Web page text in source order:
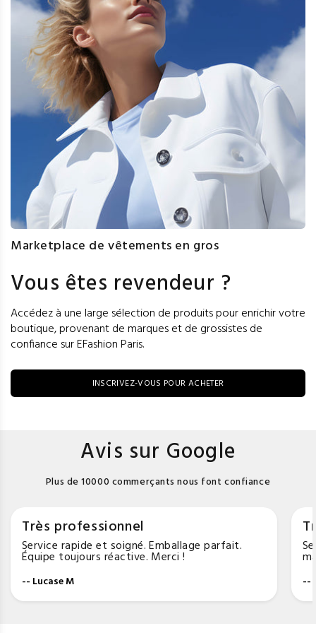
Marketplace de vêtements en gros
Vous êtes revendeur ?
Accédez à une large sélection de produits pour enrichir votre
boutique, provenant de marques et de grossistes de
confiance sur EFashion Paris.
INSCRIVEZ-VOUS POUR ACHETER
Avis sur Google
Plus de 10000 commerçants nous font confiance
Très professionnel
Service rapide et soigné. Emballage parfait.
Équipe toujours réactive. Merci !
-- Lucase M --